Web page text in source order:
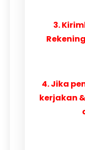
3.
4. Jika
kerjakan